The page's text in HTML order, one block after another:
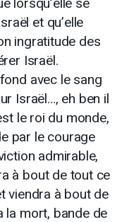
et qu’elle
ingratitude des
Israël.
avec le sang
Israël…, eh ben il
le roi du monde,
par le courage
admirable,
à bout de tout ce
viendra à bout de
la mort, bande de